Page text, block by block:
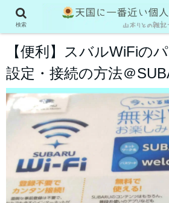
お役立ち情報
【便利】スバルWiFiの
設定・接続の方法＠
検索